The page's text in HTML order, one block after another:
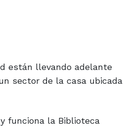
están llevando adelante
sector de la casa ubicada
funciona la Biblioteca